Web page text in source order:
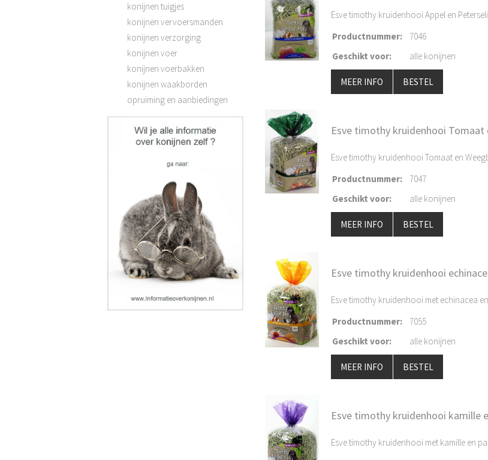
konijnen tuigjes
konijnen vervoersmanden
konijnen verzorging
konijnen voer
konijnen voerbakken
konijnen waakborden
opruiming en aanbiedingen
Esve timothy kruidenhooi Appel en
Productnummer:
7046
Geschikt voor: alle konijnen
MEER INFO BESTEL
Esve timothy kruidenhooi Tomaat
Esve timothy kruidenhooi Tomaat en
Productnummer:
7047
Geschikt voor: alle konijnen
MEER INFO BESTEL
Esve timothy kruidenhooi
Esve timothy kruidenhooi met echinacea
Productnummer:
7055
Geschikt voor: alle konijnen
MEER INFO BESTEL
Esve timothy kruidenhooi kamille
Esve timothy kruidenhooi met kamille en